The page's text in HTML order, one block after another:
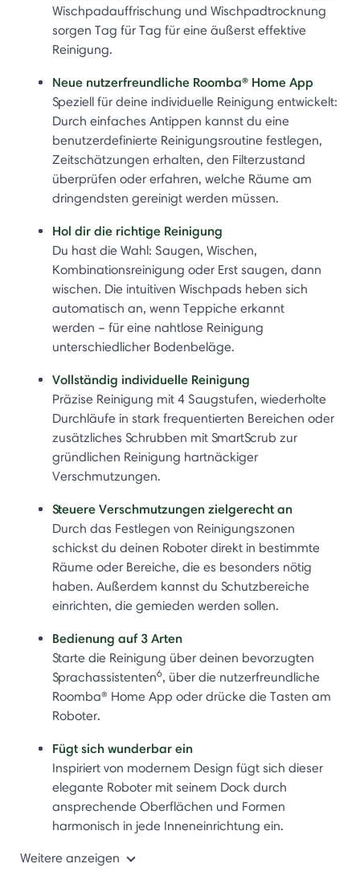
Wischpadauffrischung und Wischpadtrocknung
sorgen Tag für Tag für eine äußerst effektive
Reinigung.
Neue nutzerfreundliche Roomba® Home App
Speziell für deine individuelle Reinigung entwickelt:
Durch einfaches Antippen kannst du eine
benutzerdefinierte Reinigungsroutine festlegen,
Zeitschätzungen erhalten, den Filterzustand
überprüfen oder erfahren, welche Räume am
dringendsten gereinigt werden müssen.
Hol dir die richtige Reinigung
Du hast die Wahl: Saugen, Wischen,
Kombinationsreinigung oder Erst saugen, dann
wischen. Die intuitiven Wischpads heben sich
automatisch an, wenn Teppiche erkannt
werden – für eine nahtlose Reinigung
unterschiedlicher Bodenbeläge.
Vollständig individuelle Reinigung
Präzise Reinigung mit 4 Saugstufen, wiederholte
Durchläufe in stark frequentierten Bereichen oder
zusätzliches Schrubben mit SmartScrub zur
gründlichen Reinigung hartnäckiger
Verschmutzungen.
Steuere Verschmutzungen zielgerecht an
Durch das Festlegen von Reinigungszonen
schickst du deinen Roboter direkt in bestimmte
Räume oder Bereiche, die es besonders nötig
haben. Außerdem kannst du Schutzbereiche
einrichten, die gemieden werden sollen.
Bedienung auf 3 Arten
Starte die Reinigung über deinen bevorzugten
Sprachassistenten6, über die nutzerfreundliche
Roomba® Home App oder drücke die Tasten am
Roboter.
Fügt sich wunderbar ein
Inspiriert von modernem Design fügt sich dieser
elegante Roboter mit seinem Dock durch
ansprechende Oberflächen und Formen
harmonisch in jede Inneneinrichtung ein.
Weitere anzeigen